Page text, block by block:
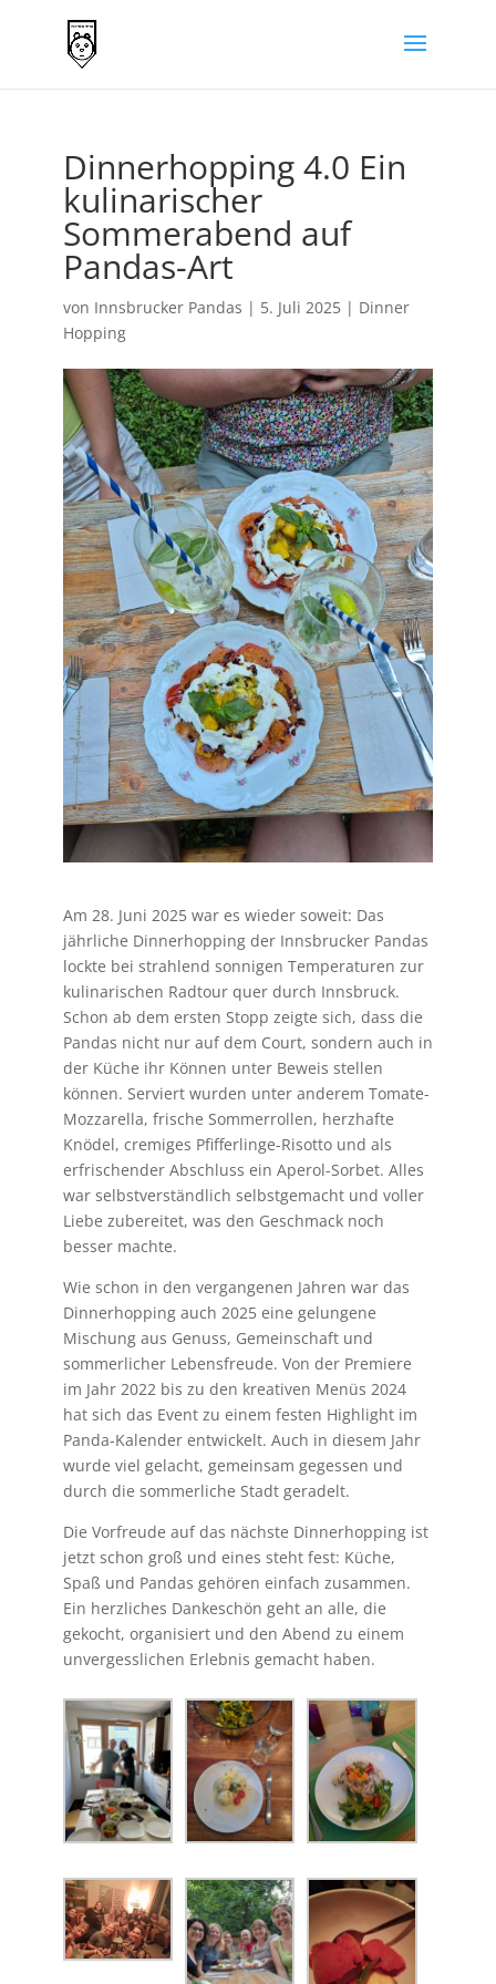
Dinnerhopping 4.0 Ein
kulinarischer
Sommerabend auf
Pandas-Art
von Innsbrucker Pandas | 5. Juli 2025| Dinner
Hopping
Am 28. Juni 2025 war es wieder soweit: Das
jährliche Dinnerhopping der Innsbrucker Pandas
lockte bei strahlend sonnigen Temperaturen zur
kulinarischen Radtour quer durch Innsbruck.
Schon ab dem ersten Stopp zeigte sich, dass die
Pandas nicht nur auf dem Court, sondern auch in
der Küche ihr Können unter Beweis stellen
können. Serviert wurden unter anderem Tomate-
Mozzarella, frische Sommerrollen, herzhafte
Knödel, cremiges Pfifferlinge-Risotto und als
erfrischender Abschluss ein Aperol-Sorbet. Alles
war selbstverständlich selbstgemacht und voller
Liebe zubereitet, was den Geschmack noch
besser machte.
Wie schon in den vergangenen Jahren war das
Dinnerhopping auch 2025 eine gelungene
Mischung aus Genuss, Gemeinschaft und
sommerlicher Lebensfreude. Von der Premiere
im Jahr 2022 bis zu den kreativen Menüs 2024
hat sich das Event zu einem festen Highlight im
Panda-Kalender entwickelt. Auch in diesem Jahr
wurde viel gelacht, gemeinsam gegessen und
durch die sommerliche Stadt geradelt.
Die Vorfreude auf das nächste Dinnerhopping ist
jetzt schon groß und eines steht fest: Küche,
Spaß und Pandas gehören einfach zusammen.
Ein herzliches Dankeschön geht an alle, die
gekocht, organisiert und den Abend zu einem
unvergesslichen Erlebnis gemacht haben.